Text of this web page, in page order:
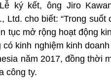
ký kết, ông Jiro
Ltd. cho biết: “Trong
tục mở rộng hoạt động
có kinh nghiệm kinh
năm 2017, đồng thời
công ty.